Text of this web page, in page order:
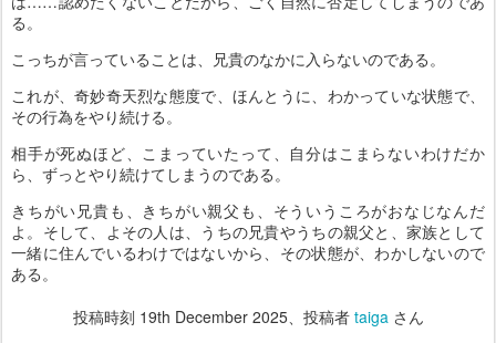
る。
こっちが言っていることは、兄貴のなかに入らないのである。
これが、奇妙奇天烈な態度で、ほんとうに、わかっていな状態で、
その行為をやり続ける。
相手が死ぬほど、こまっていたって、自分はこまらないわけだか
ら、ずっとやり続けてしまうのである。
きちがい兄貴も、きちがい親父も、そういうころがおなじなんだ
よ。そして、よその人は、うちの兄貴やうちの親父と、家族として
一緒に住んでいるわけではないから、その状態が、わかしないので
ある。
投稿時刻 19th December 2025、投稿者 taigaさん